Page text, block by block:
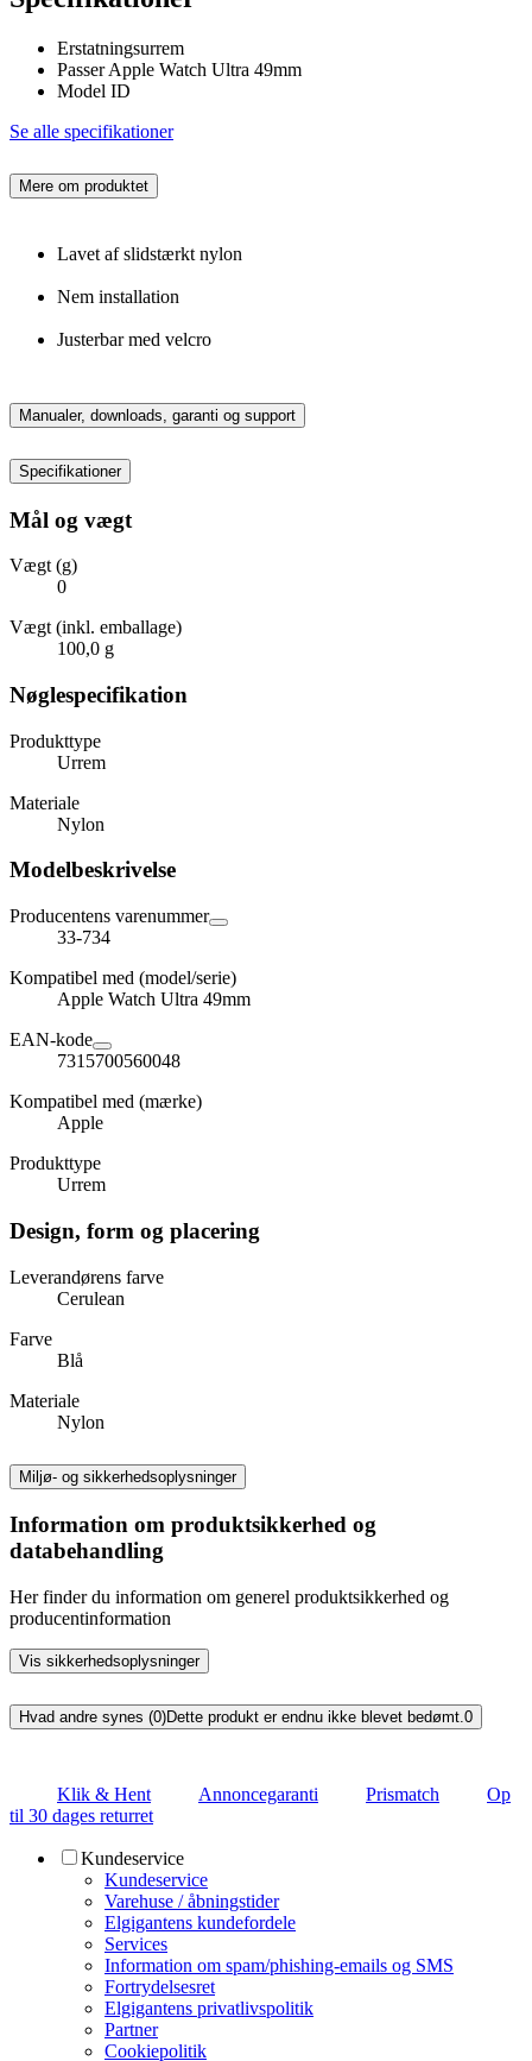
Erstatningsurrem
Passer Apple Watch Ultra 49mm
Model ID
Se alle specifikationer
Mere om produktet
Lavet af slidstærkt nylon
Nem installation
Justerbar med velcro
Manualer, downloads, garanti og support
Specifikationer
Mål og vægt
Vægt (g)
0
Vægt (inkl. emballage)
100,0 g
Nøglespecifikation
Produkttype
Urrem
Materiale
Nylon
Modelbeskrivelse
Producentens varenummer
33-734
Kompatibel med (model/serie)
Apple Watch Ultra 49mm
EAN-kode
7315700560048
Kompatibel med (mærke)
Apple
Produkttype
Urrem
Design, form og placering
Leverandørens farve
Cerulean
Farve
Blå
Materiale
Nylon
Miljø- og sikkerhedsoplysninger
Information om produktsikkerhed og
databehandling
Her finder du information om generel produktsikkerhed og
producentinformation
Vis sikkerhedsoplysninger
Hvad andre synes (0)Dette produkt er endnu ikke blevet bedømt.0
Klik & Hent Annoncegaranti Prismatch
Op
til 30 dages returret
Kundeservice
Kundeservice
Varehuse / åbningstider
Elgigantens kundefordele
Services
Information om spam/phishing-emails og SMS
Fortrydelsesret
Elgigantens privatlivspolitik
Partner
Cookiepolitik